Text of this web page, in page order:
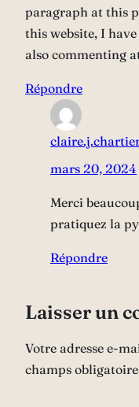
paragraph at this
this website, I
also commenting
Répondre
mars 20, 2024
Merci
pratiquez la
Répondre
Laisser un
Votre adresse e-
champs